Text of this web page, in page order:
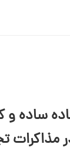
ساده و
مذاکرات